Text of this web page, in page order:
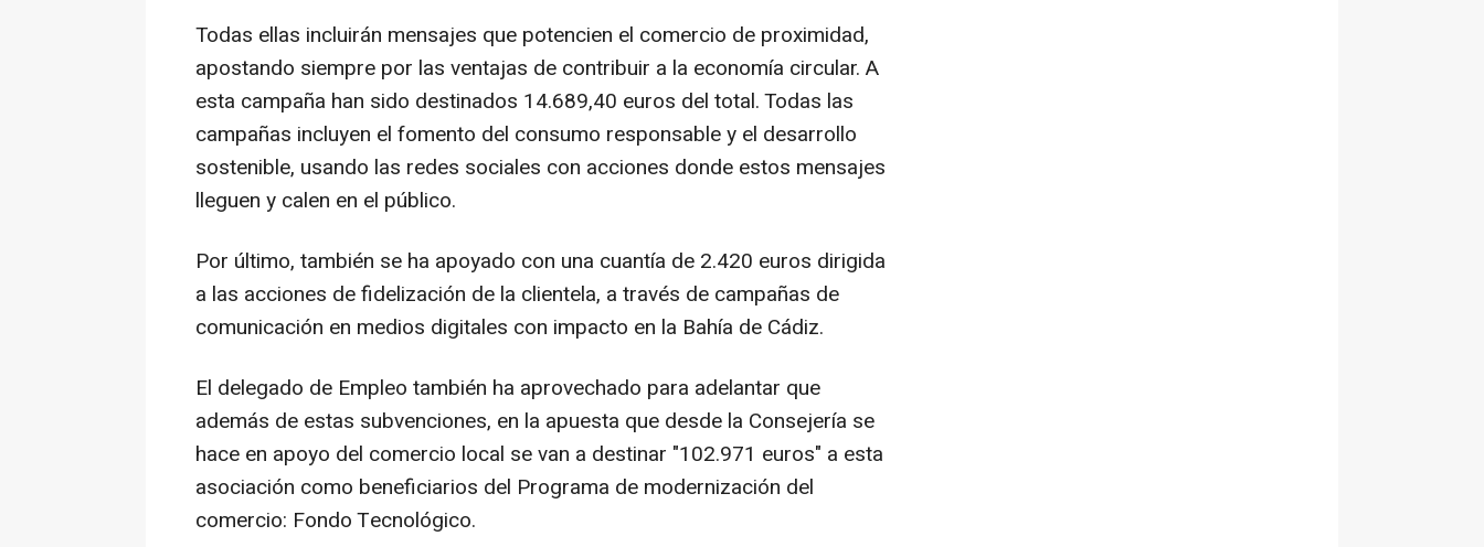
Todas ellas incluirán mensajes que potencien el comercio de proximidad,
apostando siempre por las ventajas de contribuir a la economía circular. A
esta campaña han sido destinados 14.689,40 euros del total. Todas las
campañas incluyen el fomento del consumo responsable y el desarrollo
sostenible, usando las redes sociales con acciones donde estos mensajes
lleguen y calen en el público.
Por último, también se ha apoyado con una cuantía de 2.420 euros dirigida
a las acciones de fidelización de la clientela, a través de campañas de
comunicación en medios digitales con impacto en la Bahía de Cádiz.
El delegado de Empleo también ha aprovechado para adelantar que
además de estas subvenciones, en la apuesta que desde la Consejería se
hace en apoyo del comercio local se van a destinar "102.971 euros" a esta
asociación como beneficiarios del Programa de modernización del
comercio: Fondo Tecnológico.